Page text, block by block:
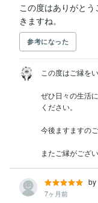
この度はありがと
きますね。
参考になった
この度はご縁を
ぜひ日々の生活
ください。
今後ますますの
またご縁がござ
by
7ヶ月前